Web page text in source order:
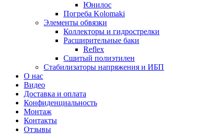
Юнилос
Погреба Kolomaki
Элементы обвязки
Коллекторы и гидрострелки
Расширительные баки
Reflex
Сшитый полиэтилен
Стабилизаторы напряжения и ИБП
О нас
Видео
Доставка и оплата
Конфиденциальность
Монтаж
Контакты
Отзывы